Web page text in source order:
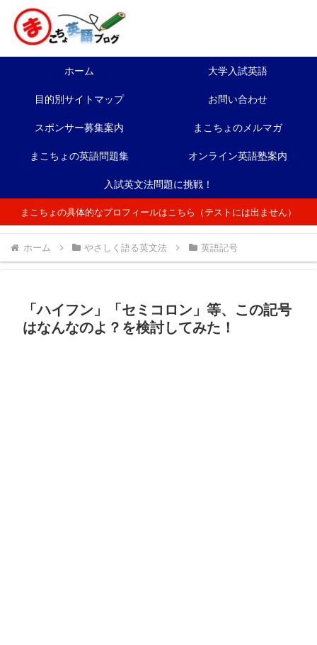
ホーム 大学入試英語
目的別サイトマップ お問い合わせ
スポンサー募集案内 まこちょのメルマガ
まこちょの英語問題集 オンライン英語塾案内
入試英文法問題に挑戦！
まこちょの具体的なプロフィールはこちら（テストには出ません）
ホーム やさしく語る英文法 英語記号
「ハイフン」「セミコロン」等、この記号
はなんなのよ？を検討してみた！